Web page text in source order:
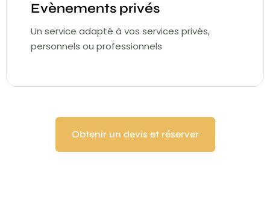
Evènements privés
Un service adapté à vos services privés,
personnels ou professionnels
Obtenir un devis et réserver